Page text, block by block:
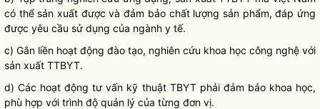
có thể sản xuất được và đảm bảo chất lượng sản phẩm, đáp ứng
được yêu cầu sử dụng của ngành y tế.
c) Gắn liền hoạt động đào tạo, nghiên cứu khoa học công nghệ với
sản xuất TTBYT.
d) Các hoạt động tư vấn kỹ thuật TBYT phải đảm bảo khoa học,
phù hợp với trình độ quản lý của từng đơn vị.